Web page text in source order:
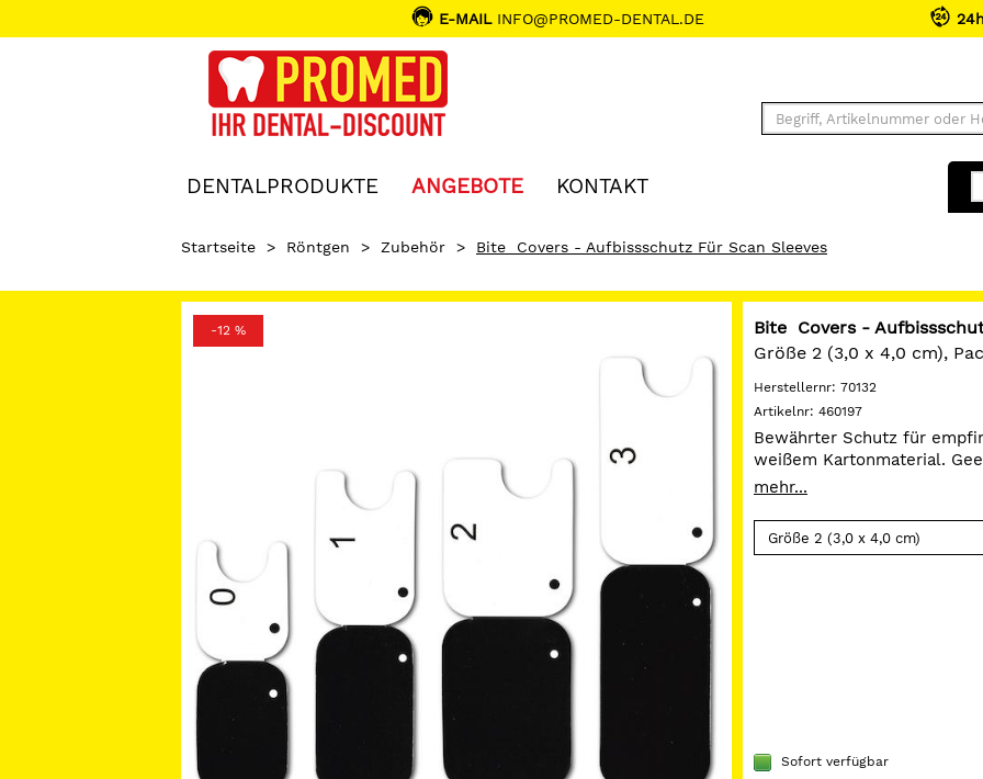
E-MAILINFO@PROMED-DENTAL.DE 24h
DENTALPRODUKTE ANGEBOTE KONTAKT
Startseite > Röntgen > Zubehör > Bite Covers - Aufbissschutz Für Scan Sleeves
-12 %
Bite Covers -
Größe 2 (3,0 x 4,0 cm),
Herstellernr: 70132
Artikelnr: 460197
Bewährter Schutz für
weißem Kartonmaterial.
ohne Rahmen.
mehr...
Sofort verfügbar